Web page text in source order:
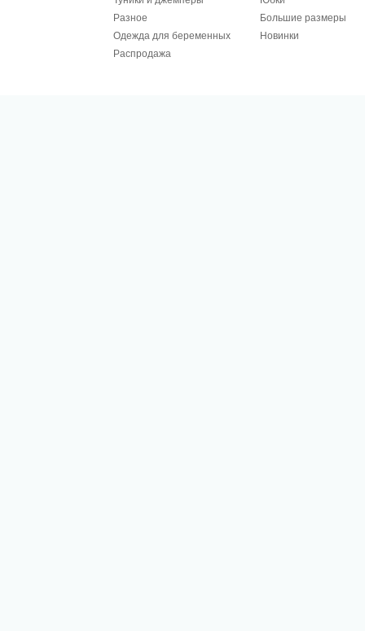
Разное
Большие размеры
Одежда для беременных
Новинки
Распродажа